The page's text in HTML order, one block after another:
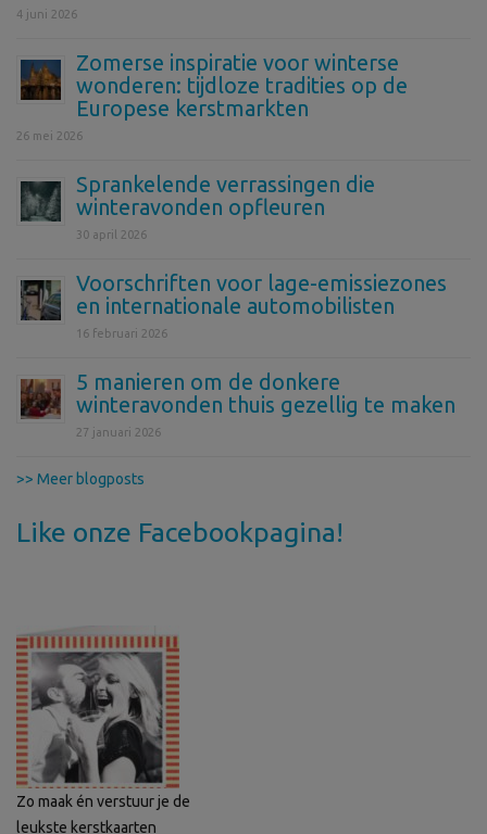
4 juni 2026
Zomerse inspiratie voor winterse
wonderen: tijdloze tradities op de
Europese kerstmarkten
26 mei 2026
Sprankelende verrassingen die
winteravonden opfleuren
30 april 2026
Voorschriften voor lage-emissiezones
en internationale automobilisten
16 februari 2026
5 manieren om de donkere
winteravonden thuis gezellig te maken
27 januari 2026
>> Meer blogposts
Like onze Facebookpagina!
Zo maak én verstuur je de
leukste kerstkaarten